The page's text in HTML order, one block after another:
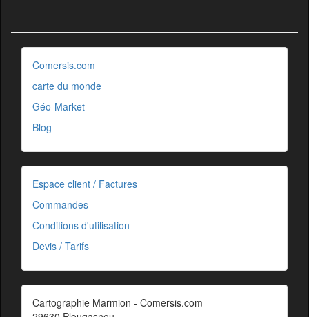
Comersis.com
carte du monde
Géo-Market
Blog
Espace client / Factures
Commandes
Conditions d'utilisation
Devis / Tarifs
Cartographie Marmion - Comersis.com